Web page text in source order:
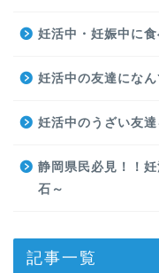
妊活中・妊娠中に
妊活中の友達にな
妊活中のうざい友
静岡県民必見！！
石～
記事一覧